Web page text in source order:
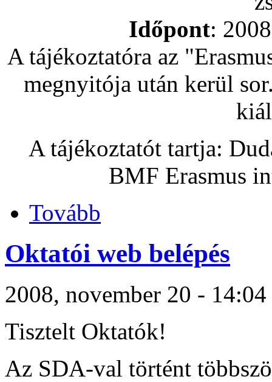
Időpont:
A tájékoztatóra az
megnyitója után kerül
A tájékoztatót tartja:
BMF Erasmus
Tovább
Oktatói web belépés
2008, november 20 -
Tisztelt Oktatók!
Az SDA-val történt